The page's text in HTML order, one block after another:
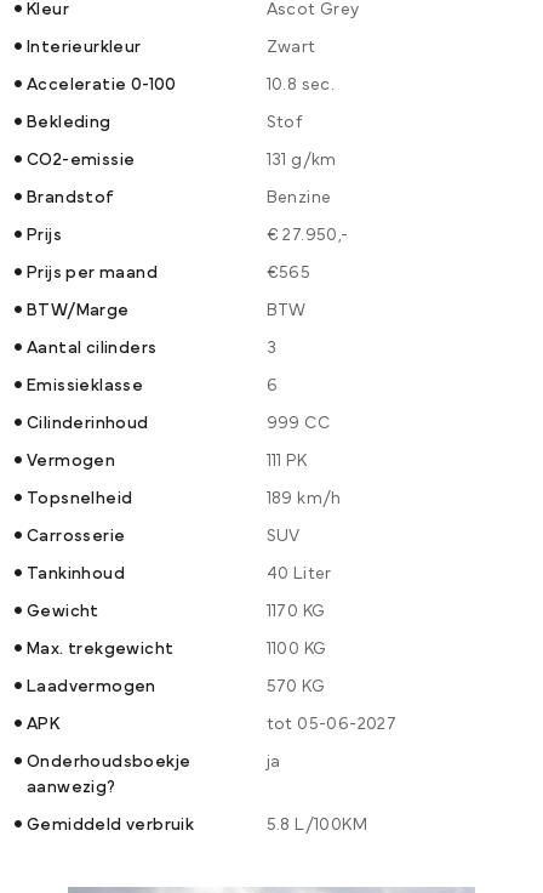
Kleur Ascot Grey
Interieurkleur Zwart
Acceleratie 0-100 10.8 sec.
Bekleding Stof
CO2-emissie 131 g/km
Brandstof Benzine
Prijs € 27.950,-
Prijs per maand €565
BTW/Marge BTW
Aantal cilinders 3
Emissieklasse 6
Cilinderinhoud 999 CC
Vermogen 111 PK
Topsnelheid 189 km/h
Carrosserie SUV
Tankinhoud 40 Liter
Gewicht 1170 KG
Max. trekgewicht 1100 KG
Laadvermogen 570 KG
APK tot 05-06-2027
Onderhoudsboekje
aanwezig?
ja
Gemiddeld verbruik 5.8 L/100KM